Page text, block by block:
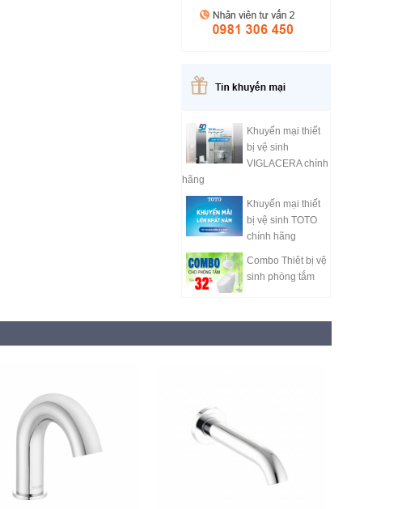
Khuyến mại thiết
bị vệ sinh
VIGLACERA chính
hãng
Khuyến mại thiết
bị vệ sinh TOTO
chính hãng
Combo Thiêt bị vệ
sinh phòng tắm